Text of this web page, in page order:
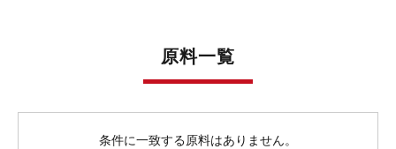
原料一覧
条件に一致する原料はありません。